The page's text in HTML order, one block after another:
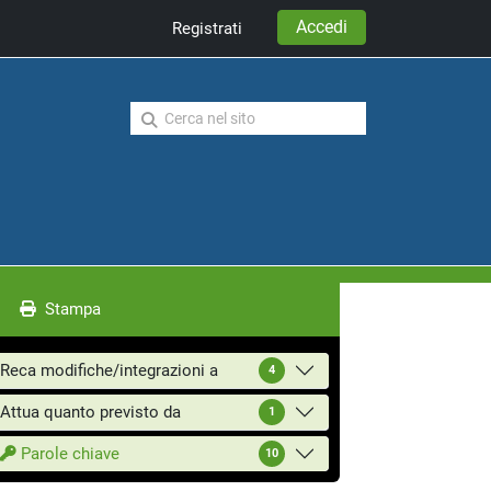
Registrati Accedi
Stampa
Reca modifiche/integrazioni a 4
Attua quanto previsto da 1
Parole chiave 10